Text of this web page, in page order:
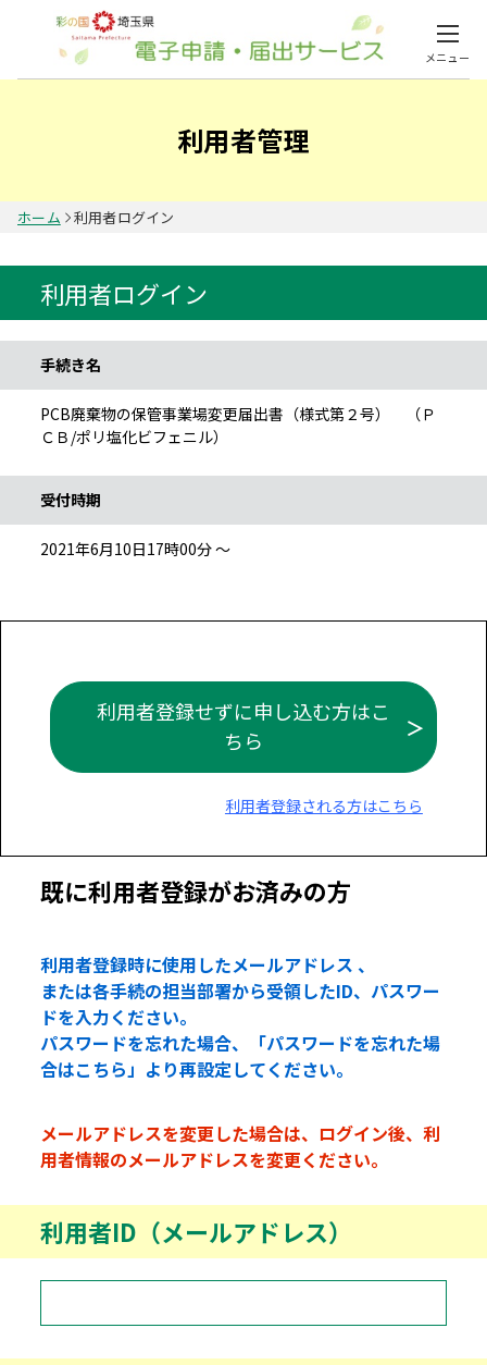
メニュー
利用者管理
ホーム 利用者ログイン
利用者ログイン
手続き名
PCB廃棄物の保管事業場変更届出書（様式第２号） （Ｐ
ＣＢ/ポリ塩化ビフェニル）
受付時期
2021年6月10日17時00分 ～
利用者登録せずに申し込む方はこ
ちら
利用者登録される方はこちら
既に利用者登録がお済みの方
利用者登録時に使用したメールアドレス 、
または各手続の担当部署から受領したID、パスワー
ドを入力ください。
パスワードを忘れた場合、「パスワードを忘れた場
合はこちら」より再設定してください。
メールアドレスを変更した場合は、ログイン後、利
用者情報のメールアドレスを変更ください。
利用者ID（メールアドレス）